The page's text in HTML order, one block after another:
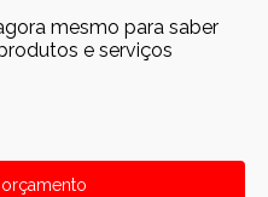
mesmo para saber
e serviços